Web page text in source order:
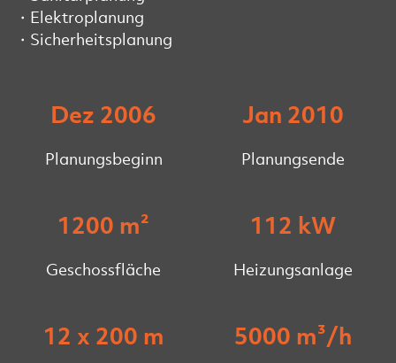
Elektroplanung
Sicherheitsplanung
Dez 2006
Planungsbeginn
Jan 2010
Planungsende
1200 m²
Geschossfläche
112 kW
Heizungsanlage
12 x 200 m 5000 m³/h